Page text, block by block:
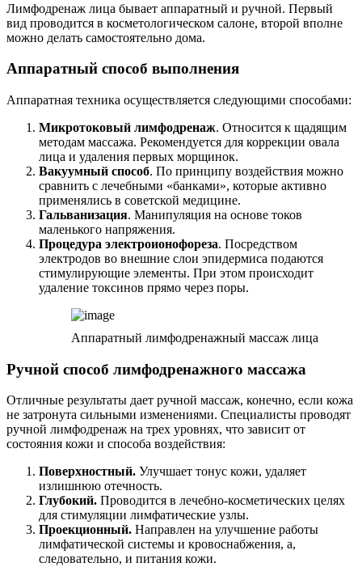
Лимфодренаж лица бывает аппаратный и ручной. Первый
вид проводится в косметологическом салоне, второй вполне
можно делать самостоятельно дома.
Аппаратный способ выполнения
Аппаратная техника осуществляется следующими способами:
Микротоковый лимфодренаж. Относится к щадящим
методам массажа. Рекомендуется для коррекции овала
лица и удаления первых морщинок.
Вакуумный способ. По принципу воздействия можно
сравнить с лечебными «банками», которые активно
применялись в советской медицине.
Гальванизация. Манипуляция на основе токов
маленького напряжения.
Процедура электроионофореза. Посредством
электродов во внешние слои эпидермиса подаются
стимулирующие элементы. При этом происходит
удаление токсинов прямо через поры.
Аппаратный лимфодренажный массаж лица
Ручной способ лимфодренажного массажа
Отличные результаты дает ручной массаж, конечно, если кожа
не затронута сильными изменениями. Специалисты проводят
ручной лимфодренаж на трех уровнях, что зависит от
состояния кожи и способа воздействия:
Поверхностный. Улучшает тонус кожи, удаляет
излишнюю отечность.
Глубокий. Проводится в лечебно-косметических целях
для стимуляции лимфатические узлы.
Проекционный. Направлен на улучшение работы
лимфатической системы и кровоснабжения, а,
следовательно, и питания кожи.